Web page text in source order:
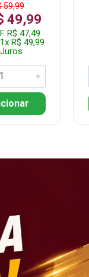
59,99
49,99
R$ 47,49
R$ 49,99